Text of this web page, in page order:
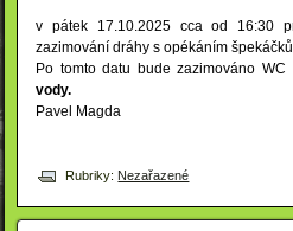
v pátek 17.10.2025 cca od 16:30
zazimování dráhy s opékáním
Po tomto datu bude zazimováno
vody.
Pavel Magda
Rubriky: Nezařazené